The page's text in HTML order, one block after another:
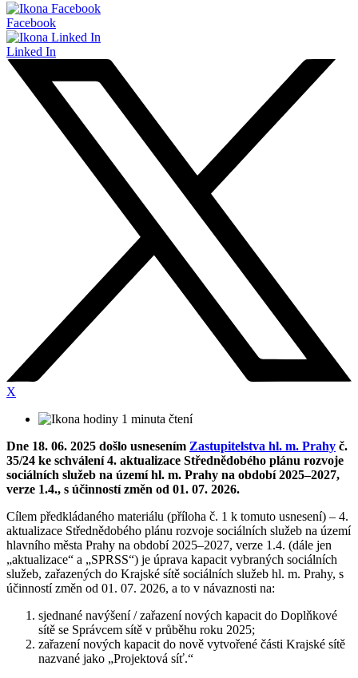
Facebook
Linked In
X
1 minuta čtení
Dne 18. 06. 2025 došlo usnesením Zastupitelstva hl. m. Prahy č.
35/24 ke schválení 4. aktualizace Střednědobého plánu rozvoje
sociálních služeb na území hl. m. Prahy na období 2025–2027,
verze 1.4., s účinností změn od 01. 07. 2026.
Cílem předkládaného materiálu (příloha č. 1 k tomuto usnesení) – 4.
aktualizace Střednědobého plánu rozvoje sociálních služeb na území
hlavního města Prahy na období 2025–2027, verze 1.4. (dále jen
„aktualizace“ a „SPRSS“) je úprava kapacit vybraných sociálních
služeb, zařazených do Krajské sítě sociálních služeb hl. m. Prahy, s
účinností změn od 01. 07. 2026, a to v návaznosti na:
sjednané navýšení / zařazení nových kapacit do Doplňkové
sítě se Správcem sítě v průběhu roku 2025;
zařazení nových kapacit do nově vytvořené části Krajské sítě
nazvané jako „Projektová síť.“